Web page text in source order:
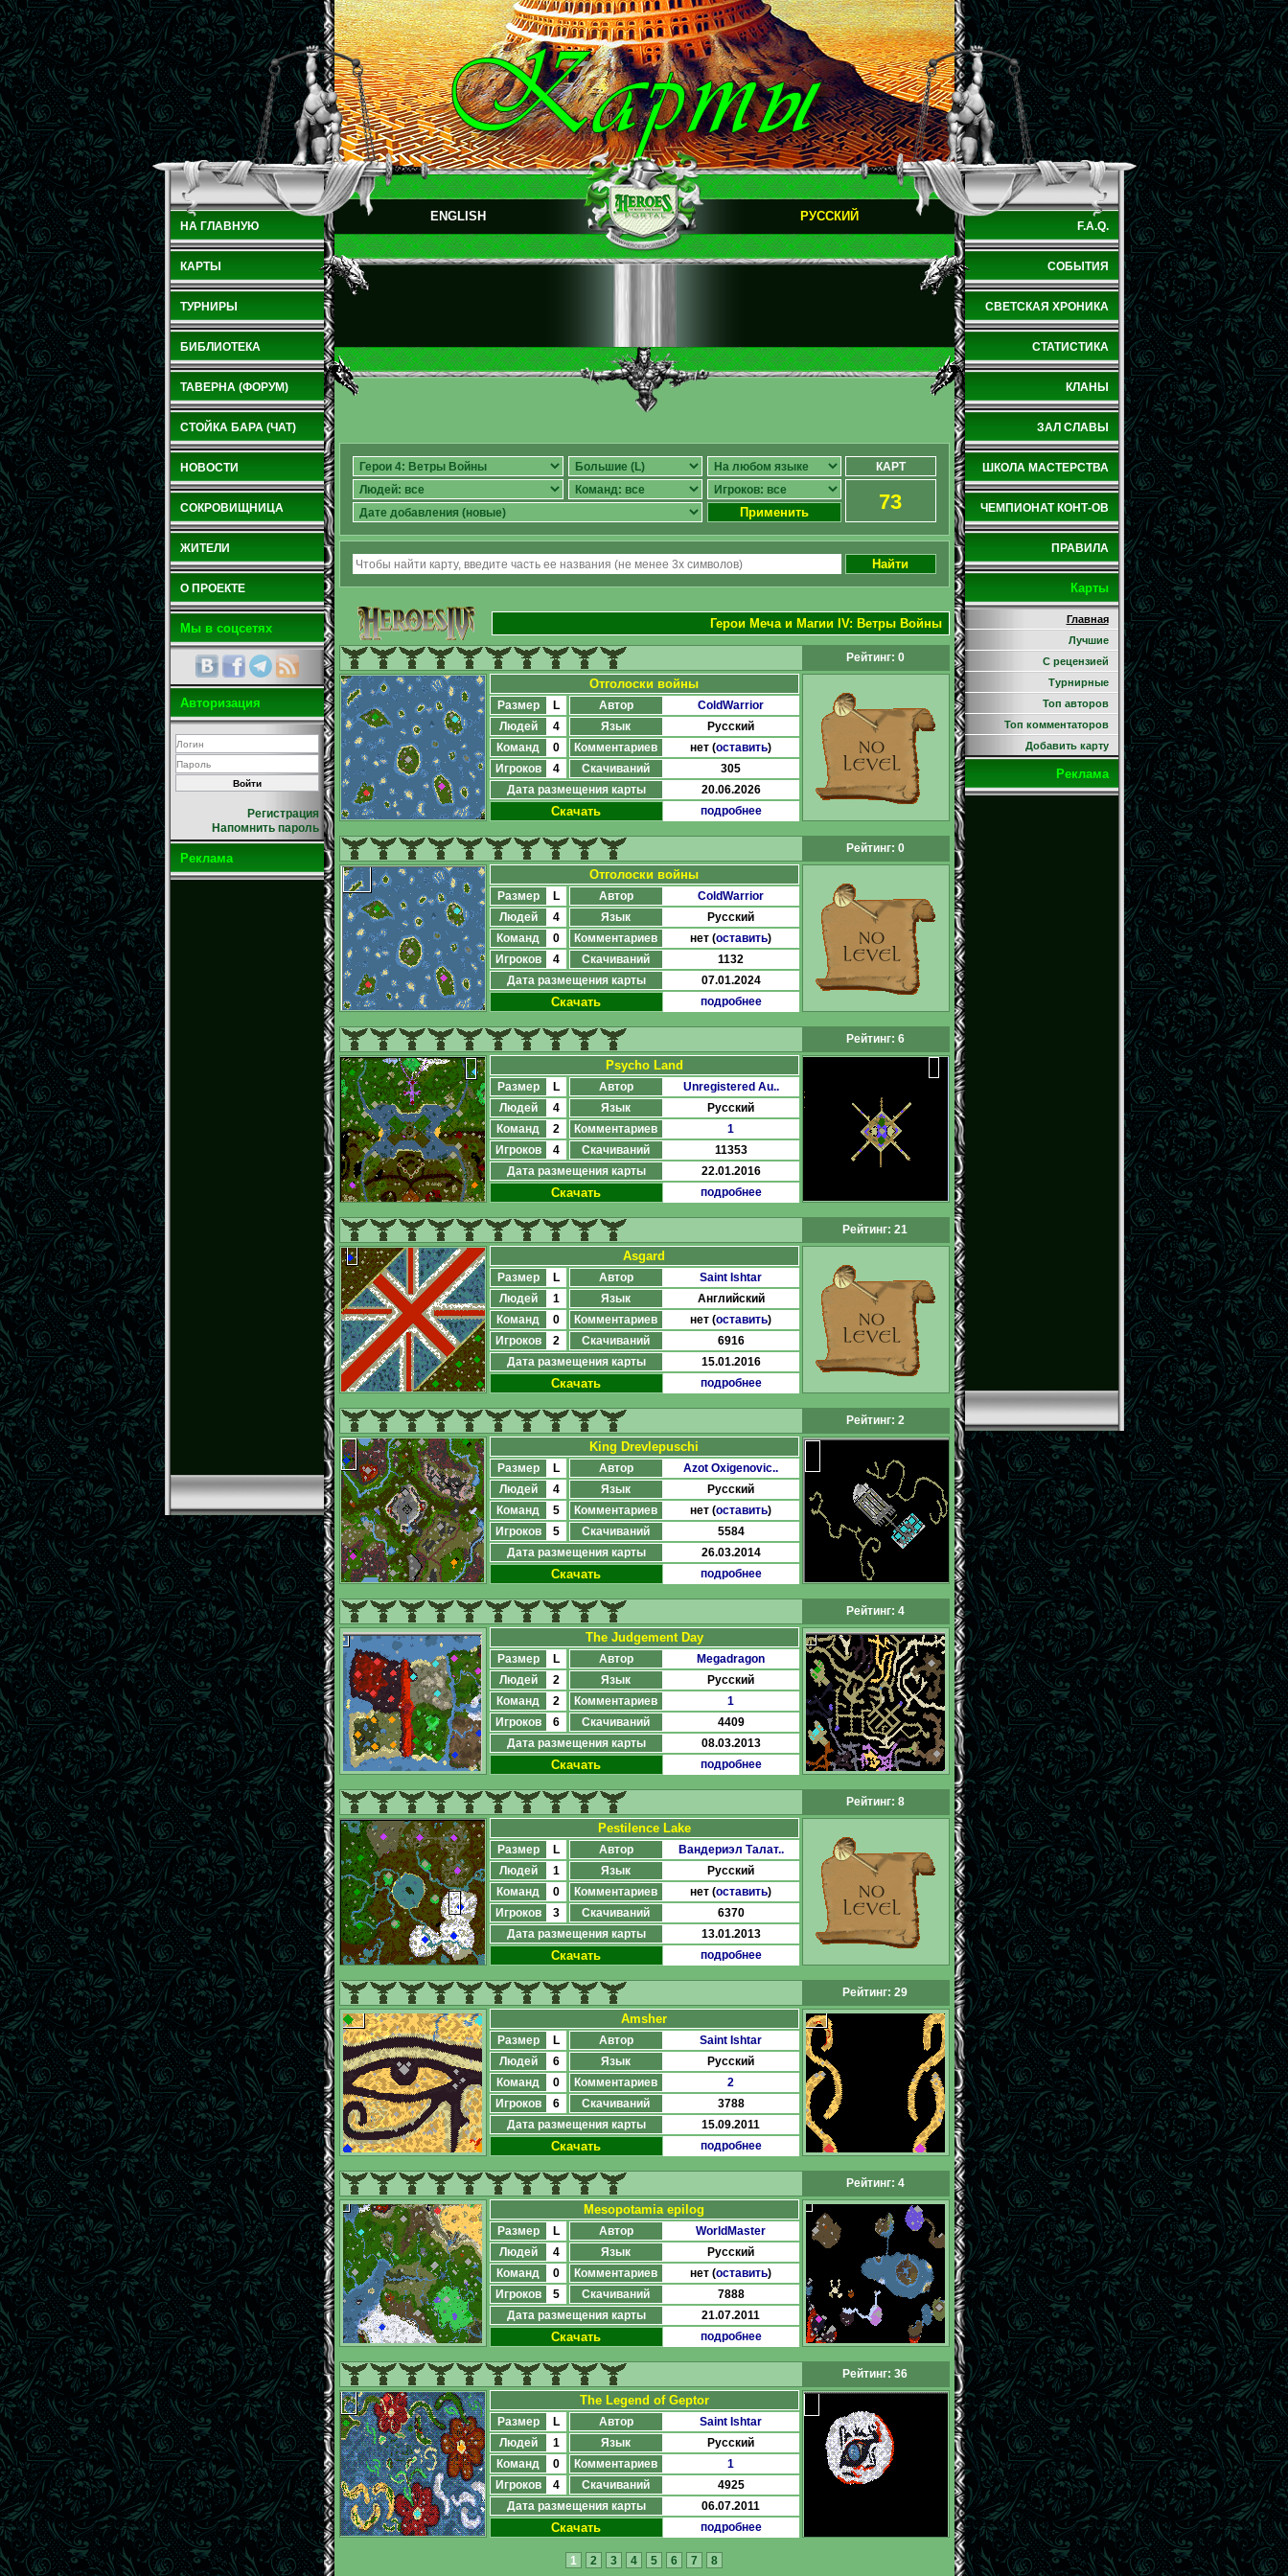
НА ГЛАВНУЮ
КАРТЫ
ТУРНИРЫ
БИБЛИОТЕКА
ТАВЕРНА (ФОРУМ)
СТОЙКА БАРА (ЧАТ)
НОВОСТИ
СОКРОВИЩНИЦА
ЖИТЕЛИ
О ПРОЕКТЕ
Мы в соцсетях
Авторизация
Регистрация
Напомнить пароль
Реклама
ENGLISH РУССКИЙ
Применить
КАРТ
73
Найти
Герои Меча и Магии IV: Ветры Войны
Рейтинг: 0
Отголоски войны
Размер L Автор
ColdWarrior
Людей
4 Язык
Русский
Команд
0 Комментариев нет (оставить)
Игроков
4 Скачиваний
305
Дата размещения карты
20.06.2026
Скачать подробнее
Рейтинг: 0
Отголоски войны
Размер L Автор
ColdWarrior
Людей
4 Язык
Русский
Команд
0 Комментариев нет (оставить)
Игроков
4 Скачиваний
1132
Дата размещения карты
07.01.2024
Скачать подробнее
Рейтинг: 6
Psycho Land
Размер L Автор
Unregistered Au..
Людей
4 Язык
Русский
Команд
2 Комментариев
1
Игроков
4 Скачиваний
11353
Дата размещения карты
22.01.2016
Скачать подробнее
Рейтинг: 21
Asgard
Размер L Автор
Saint Ishtar
Людей
1 Язык
Английский
Команд
0 Комментариев нет (оставить)
Игроков
2 Скачиваний
6916
Дата размещения карты
15.01.2016
Скачать подробнее
Рейтинг: 2
King Drevlepuschi
Размер L Автор
Azot Oxigenovic..
Людей
4 Язык
Русский
Команд
5 Комментариев нет (оставить)
Игроков
5 Скачиваний
5584
Дата размещения карты
26.03.2014
Скачать подробнее
Рейтинг: 4
The Judgement Day
Размер L Автор
Megadragon
Людей
2 Язык
Русский
Команд
2 Комментариев
1
Игроков
6 Скачиваний
4409
Дата размещения карты
08.03.2013
Скачать подробнее
Рейтинг: 8
Pestilence Lake
Размер L Автор
Вандериэл Талат..
Людей
1 Язык
Русский
Команд
0 Комментариев нет (оставить)
Игроков
3 Скачиваний
6370
Дата размещения карты
13.01.2013
Скачать подробнее
Рейтинг: 29
Amsher
Размер L Автор
Saint Ishtar
Людей
6 Язык
Русский
Команд
0 Комментариев
2
Игроков
6 Скачиваний
3788
Дата размещения карты
15.09.2011
Скачать подробнее
Рейтинг: 4
Mesopotamia epilog
Размер L Автор
WorldMaster
Людей
4 Язык
Русский
Команд
0 Комментариев нет (оставить)
Игроков
5 Скачиваний
7888
Дата размещения карты
21.07.2011
Скачать подробнее
Рейтинг: 36
The Legend of Geptor
Размер L Автор
Saint Ishtar
Людей
1 Язык
Русский
Команд
0 Комментариев
1
Игроков
4 Скачиваний
4925
Дата размещения карты
06.07.2011
Скачать подробнее
1 2 3 4 5 6 7 8
F.A.Q.
СОБЫТИЯ
СВЕТСКАЯ ХРОНИКА
СТАТИСТИКА
КЛАНЫ
ЗАЛ СЛАВЫ
ШКОЛА МАСТЕРСТВА
ЧЕМПИОНАТ КОНТ-ОВ
ПРАВИЛА
Карты
Главная
Лучшие
С рецензией
Турнирные
Топ авторов
Топ комментаторов
Добавить карту
Реклама